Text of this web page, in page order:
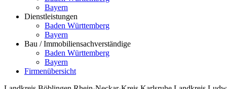
Bayern
Dienstleistungen
Baden Württemberg
Bayern
Bau / Immobiliensachverständige
Baden Württemberg
Bayern
Firmenübersicht